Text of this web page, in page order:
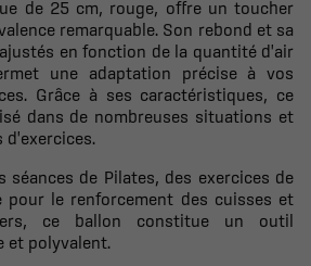
de 25 cm, rouge, offre un toucher
remarquable. Son rebond et sa
en fonction de la quantité d'air
une adaptation précise à vos
Grâce à ses caractéristiques, ce
dans de nombreuses situations et
séances de Pilates, des exercices de
pour le renforcement des cuisses et
ce ballon constitue un outil
et polyvalent.